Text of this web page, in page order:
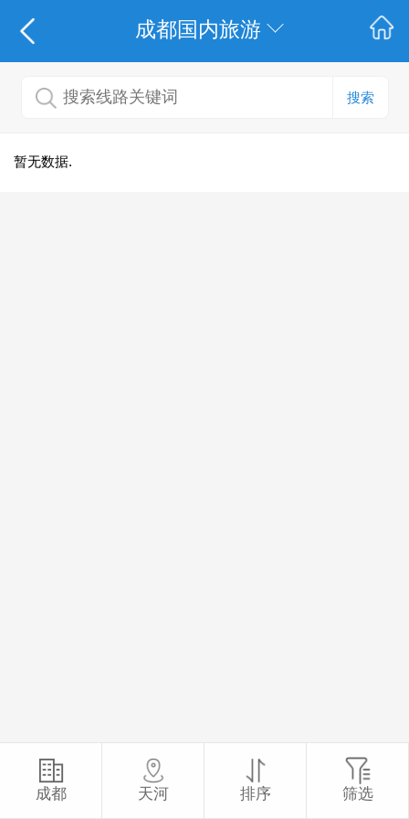
成都国内旅游
搜索
暂无数据.
成都 天河 排序 筛选